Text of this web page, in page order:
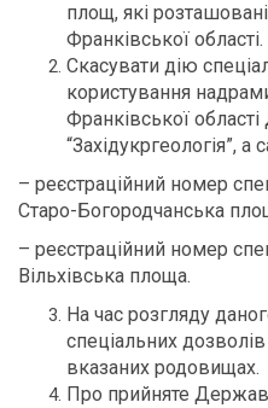
площ, які
Франківської області.
Скасувати дію
користування
Франківської
“Західукргеологія”, а
– реєстраційний номер
Старо-Богородчанська
– реєстраційний номер
Вільхівська площа.
На час розгляду
спеціальних
вказаних родовищах.
Про прийняте